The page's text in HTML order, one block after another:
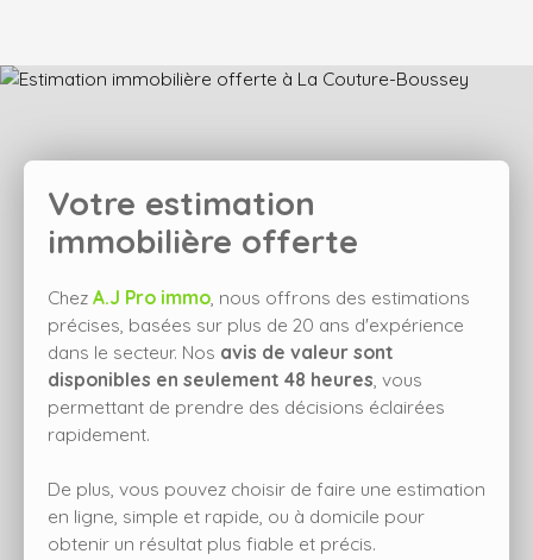
Votre estimation
immobilière offerte
Chez A.J Pro immo, nous offrons des estimations
précises, basées sur plus de 20 ans d'expérience
dans le secteur. Nos avis de valeur sont
disponibles en seulement 48 heures, vous
permettant de prendre des décisions éclairées
rapidement.
De plus, vous pouvez choisir de faire une estimation
en ligne, simple et rapide, ou à domicile pour
obtenir un résultat plus fiable et précis.